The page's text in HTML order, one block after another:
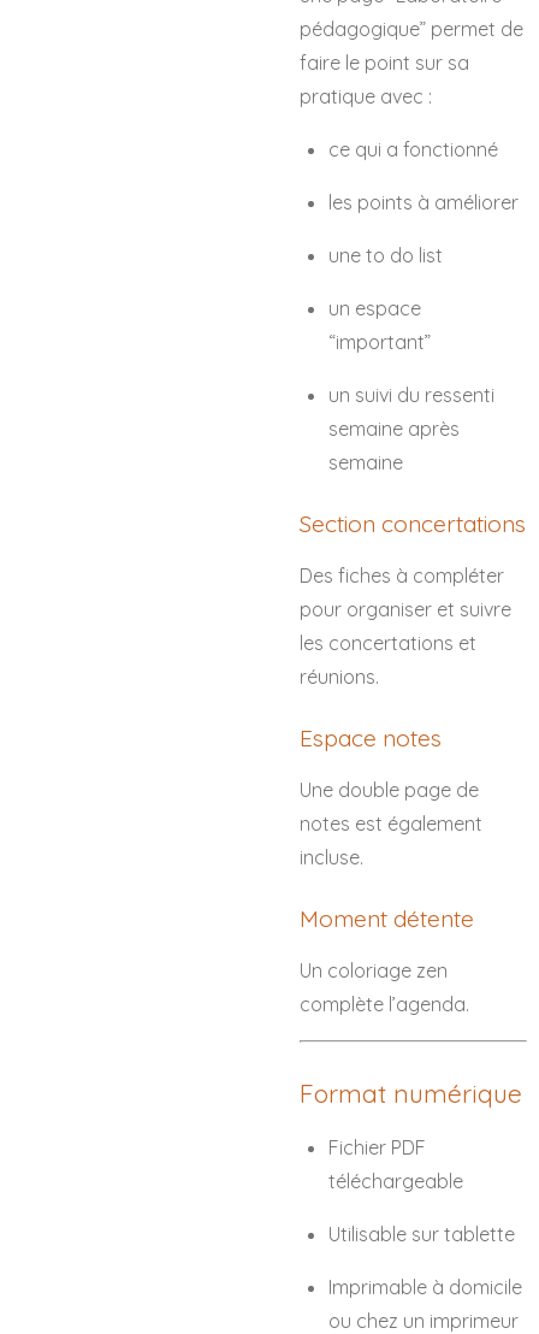
pédagogique” permet de
faire le point sur sa
pratique avec :
ce qui a fonctionné
les points à améliorer
une to do list
un espace
“important”
un suivi du ressenti
semaine après
semaine
Section concertations
Des fiches à compléter
pour organiser et suivre
les concertations et
réunions.
Espace notes
Une double page de
notes est également
incluse.
Moment détente
Un coloriage zen
complète l’agenda.
Format numérique
Fichier PDF
téléchargeable
Utilisable sur tablette
Imprimable à domicile
ou chez un imprimeur